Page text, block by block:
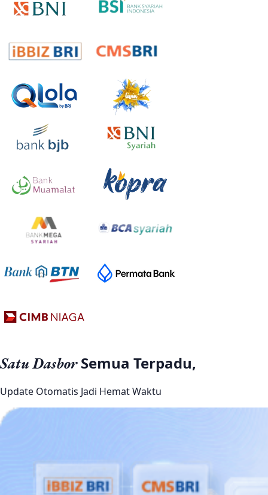
Satu DasborSemua Terpadu,
Update Otomatis Jadi Hemat Waktu